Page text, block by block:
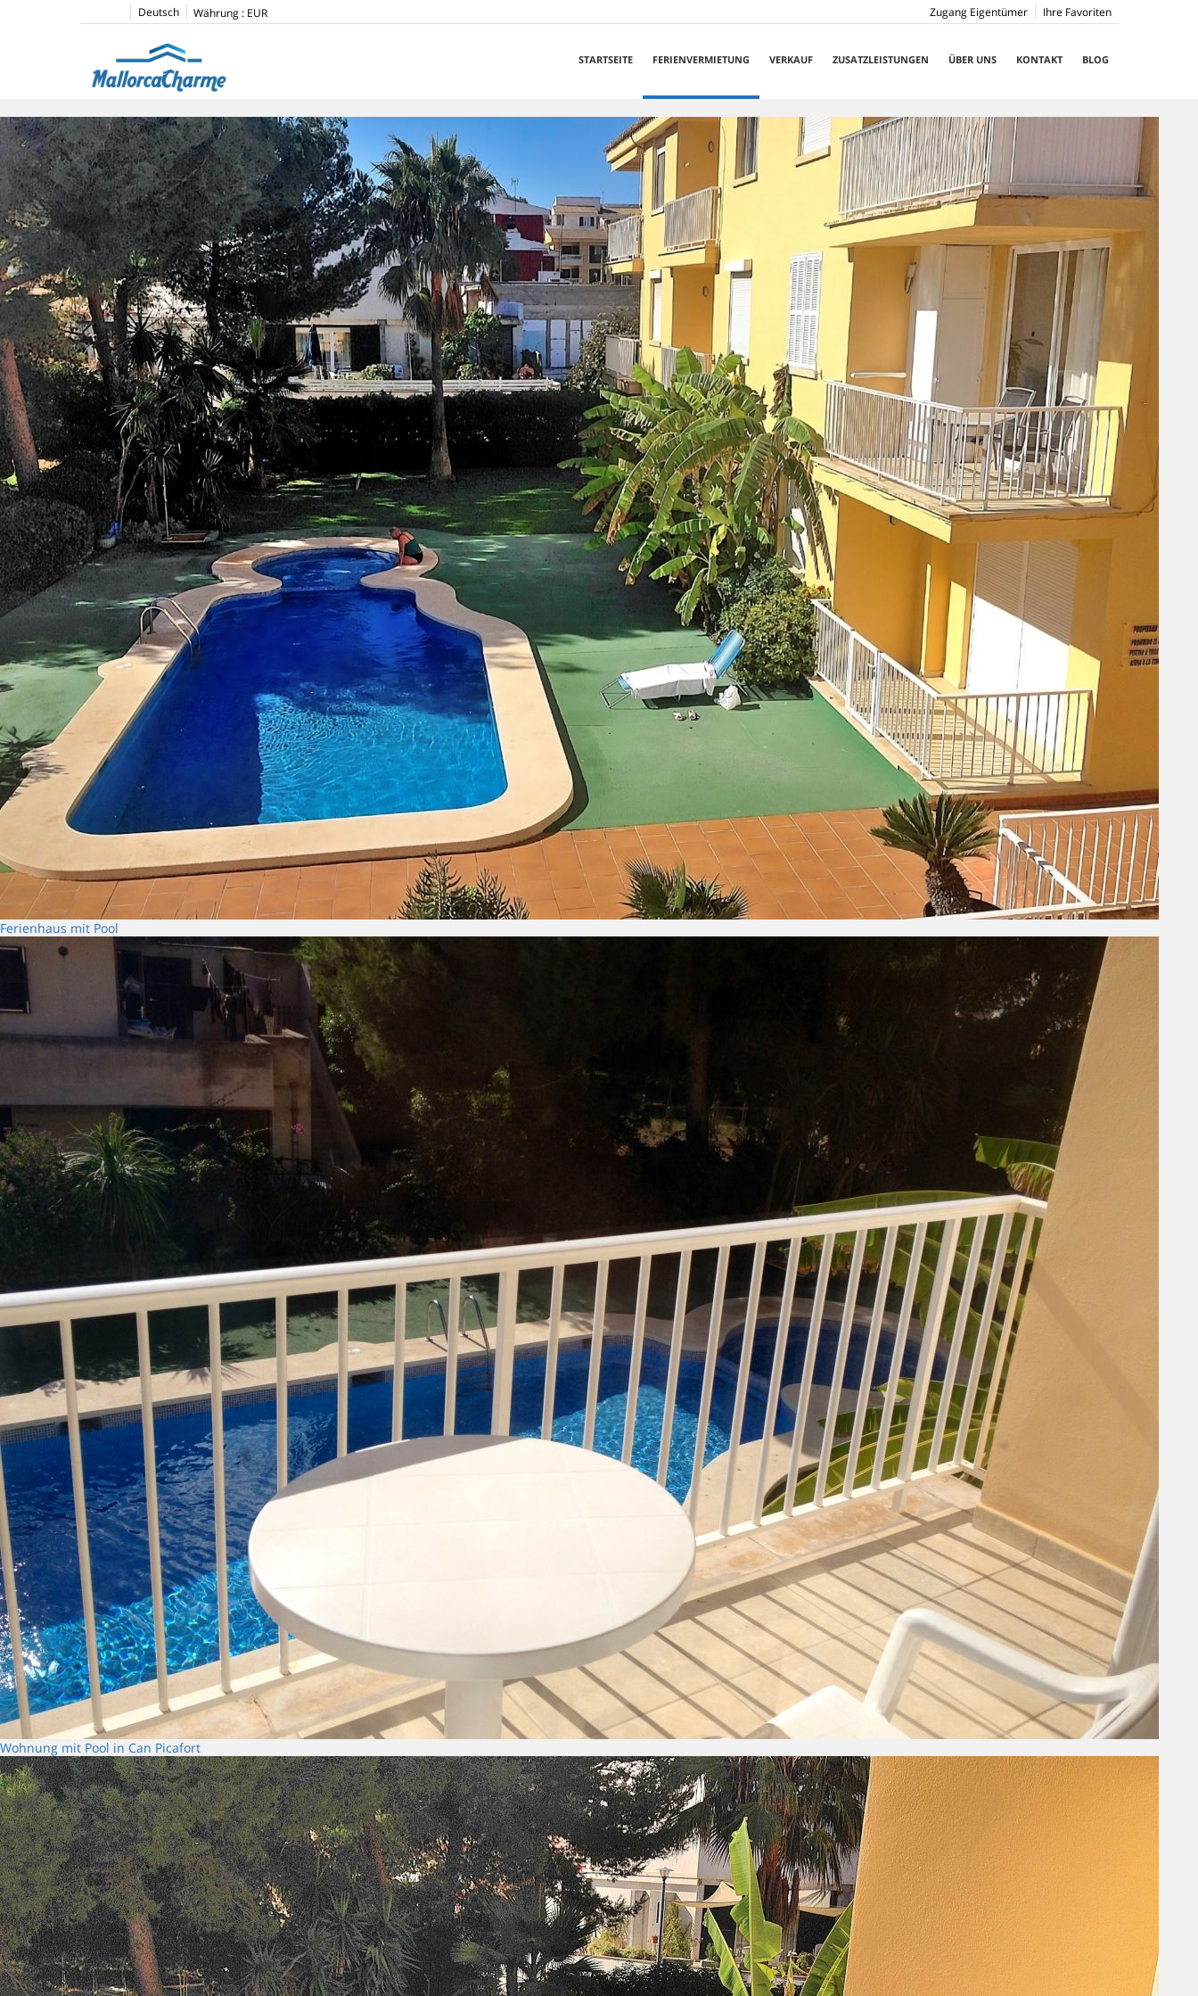
Deutsch Währung : EUR Ihre Favoriten
Zugang Eigentümer
STARTSEITE FERIENVERMIETUNG VERKAUF ZUSATZLEISTUNGEN ÜBER UNS KONTAKT BLOG
Ferienhaus mit Pool
Wohnung mit Pool in Can Picafort